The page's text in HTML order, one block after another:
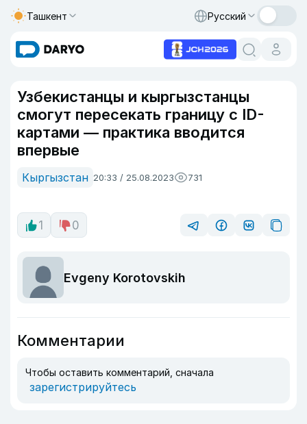
Ташкент Русский
Узбекистанцы и кыргызстанцы
смогут пересекать границу с ID-
картами — практика вводится
впервые
Кыргызстан 20:33 / 25.08.2023 731
1 0
Evgeny Korotovskih
Комментарии
Чтобы оставить комментарий, сначала
зарегистрируйтесь